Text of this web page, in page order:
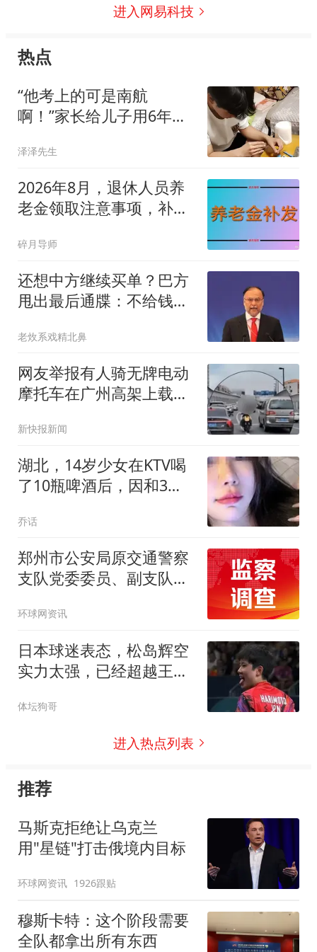
进入网易科技
热点
“他考上的可是南航
啊！”家长给儿子用6年前
泽泽先生
2026年8月，退休人员养
老金领取注意事项，补发
碎月导师
还想中方继续买单？巴方
甩出最后通牒：不给钱咱
老炇系戏精北鼻
网友举报有人骑无牌电动
摩托车在广州高架上载人
行拘
新快报新闻
湖北，14岁少女在KTV喝
了10瓶啤酒后，因和3名
瓶白酒，没想到因此住院
25天，出院后索赔46万，
结果判了
乔话
郑州市公安局原交通警察
支队党委委员、副支队长
察调查
环球网资讯
日本球迷表态，松岛辉空
实力太强，已经超越王楚
体坛狗哥
进入热点列表
推荐
马斯克拒绝让乌克兰
用"星链"打击俄境内目标
环球网资讯 1926跟贴
穆斯卡特：这个阶段需要
全队都拿出所有东西